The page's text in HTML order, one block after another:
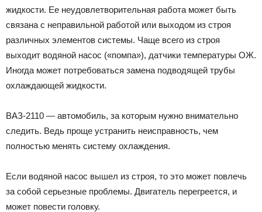
жидкости. Ее неудовлетворительная работа может быть
связана с неправильной работой или выходом из строя
различных элементов системы. Чаще всего из строя
выходит водяной насос («помпа»), датчики температуры ОЖ.
Иногда может потребоваться замена подводящей трубы
охлаждающей жидкости.
ВАЗ-2110 — автомобиль, за которым нужно внимательно
следить. Ведь проще устранить неисправность, чем
полностью менять систему охлаждения.
Если водяной насос вышел из строя, то это может повлечь
за собой серьезные проблемы. Двигатель перегреется, и
может повести головку.